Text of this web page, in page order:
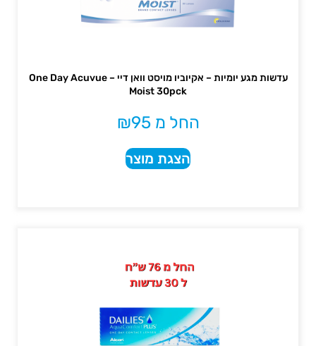
עדשות מגע יומיות – אקיוביו מויסט וואן דיי – One Day Acuvue
Moist 30pck
החל מ ₪95
הצגת מוצר